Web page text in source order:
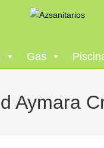
Gas
Aymara